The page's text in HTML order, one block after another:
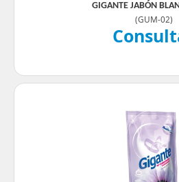
GIGANTE JABÓN
(GUM-02)